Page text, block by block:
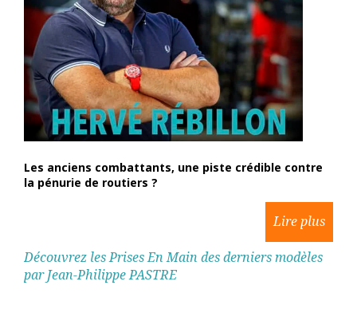
Les anciens combattants, une piste crédible contre
la pénurie de routiers ?
Découvrez les Prises En Main des derniers modèles
par Jean-Philippe PASTRE